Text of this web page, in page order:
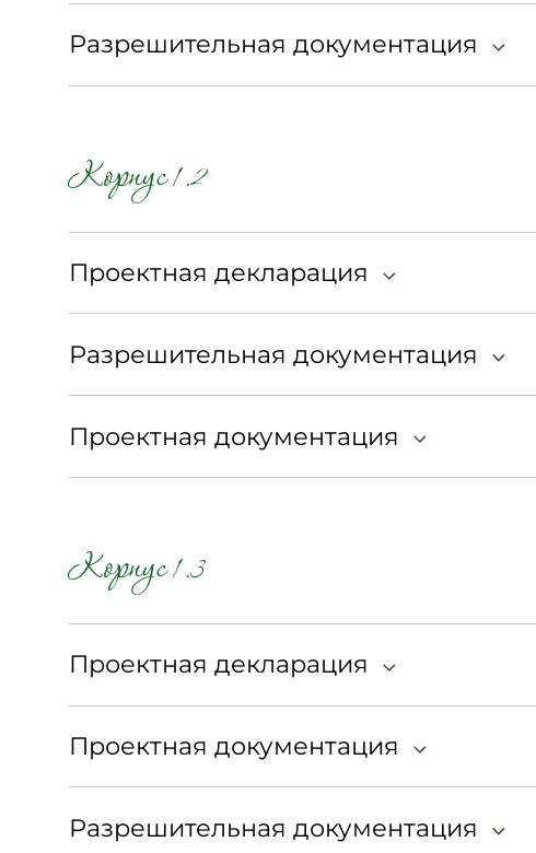
Разрешительная документация
Корпус 1.2
Проектная декларация
Разрешительная документация
Проектная документация
Корпус 1.3
Проектная декларация
Проектная документация
Разрешительная документация